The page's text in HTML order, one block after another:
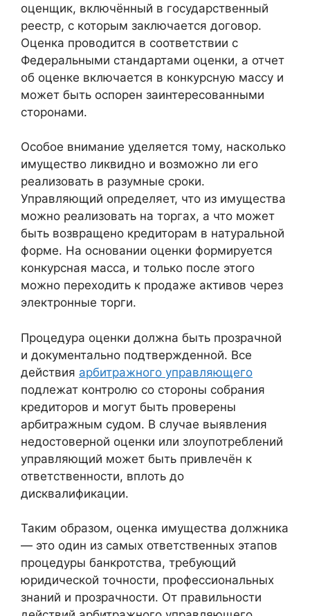
оценщик, включённый в государственный
реестр, с которым заключается договор.
Оценка проводится в соответствии с
Федеральными стандартами оценки, а отчет
об оценке включается в конкурсную массу и
может быть оспорен заинтересованными
сторонами.
Особое внимание уделяется тому, насколько
имущество ликвидно и возможно ли его
реализовать в разумные сроки.
Управляющий определяет, что из имущества
можно реализовать на торгах, а что может
быть возвращено кредиторам в натуральной
форме. На основании оценки формируется
конкурсная масса, и только после этого
можно переходить к продаже активов через
электронные торги.
Процедура оценки должна быть прозрачной
и документально подтвержденной. Все
действия арбитражного управляющего
подлежат контролю со стороны собрания
кредиторов и могут быть проверены
арбитражным судом. В случае выявления
недостоверной оценки или злоупотреблений
управляющий может быть привлечён к
ответственности, вплоть до
дисквалификации.
Таким образом, оценка имущества должника
— это один из самых ответственных этапов
процедуры банкротства, требующий
юридической точности, профессиональных
знаний и прозрачности. От правильности